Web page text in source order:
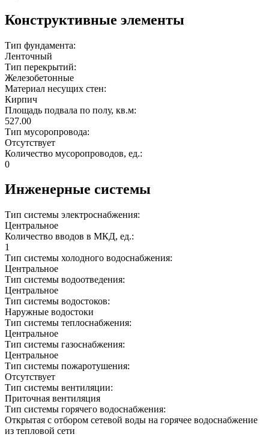
Конструктивные элементы
Тип фундамента:
Ленточный
Тип перекрытий:
Железобетонные
Материал несущих стен:
Кирпич
Площадь подвала по полу, кв.м:
527.00
Тип мусоропровода:
Отсутствует
Количество мусоропроводов, ед.:
0
Инженерные системы
Тип системы электроснабжения:
Центральное
Количество вводов в МКД, ед.:
1
Тип системы холодного водоснабжения:
Центральное
Тип системы водоотведения:
Центральное
Тип системы водостоков:
Наружные водостоки
Тип системы теплоснабжения:
Центральное
Тип системы газоснабжения:
Центральное
Тип системы пожаротушения:
Отсутствует
Тип системы вентиляции:
Приточная вентиляция
Тип системы горячего водоснабжения:
Открытая с отбором сетевой воды на горячее водоснабжение
из тепловой сети